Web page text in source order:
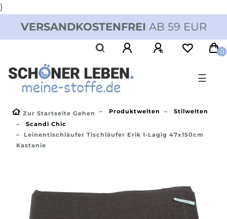
}
VERSANDKOSTENFREI AB 59 EUR
0
☰
Zur Startseite Gehen Produktwelten
Stilwelten
Scandi Chic
Leinentischläufer Tischläufer Erik 1-Lagig 47x150cm
Kastanie